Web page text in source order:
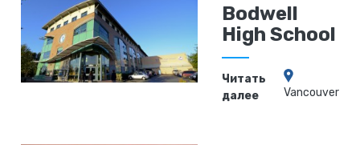
Bodwell
High School
Читать
далее
Vancouver